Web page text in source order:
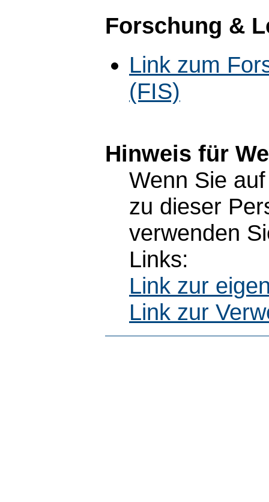
Forschung &
Link zum
(FIS)
Hinweis für
Wenn Sie
zu dieser
verwenden
Links:
Link zur
Link zur